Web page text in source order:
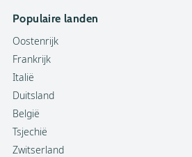
Populaire landen
Oostenrijk
Frankrijk
Italië
Duitsland
België
Tsjechië
Zwitserland